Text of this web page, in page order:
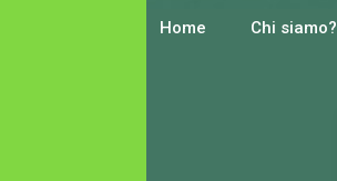
Home Chi siamo?